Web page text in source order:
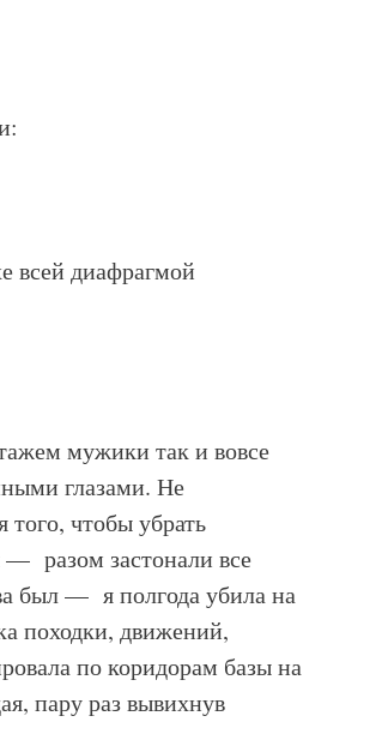
всей диафрагмой
мужики так и вовсе
глазами. Не
чтобы убрать
разом застонали все
был — я полгода убила на
походки, движений,
по коридорам базы на
пару раз вывихнув